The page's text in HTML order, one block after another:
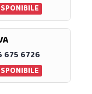
675 6726